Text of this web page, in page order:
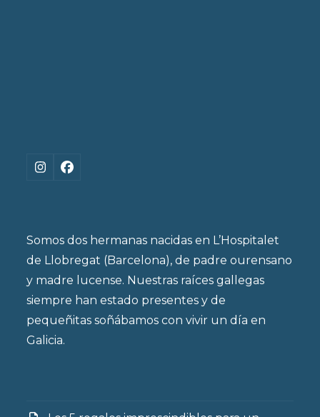
Instagram
Facebook
Somos dos hermanas nacidas en L’Hospitalet
de Llobregat (Barcelona), de padre ourensano
y madre lucense. Nuestras raíces gallegas
siempre han estado presentes y de
pequeñitas soñábamos con vivir un día en
Galicia.